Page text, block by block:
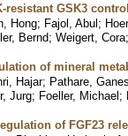
resistant GSK3
Hong; Fajol, Abul;
Bernd; Weigert, Cora
of mineral
Hajar; Pathare,
Jurg; Foeller, Michael;
of FGF23